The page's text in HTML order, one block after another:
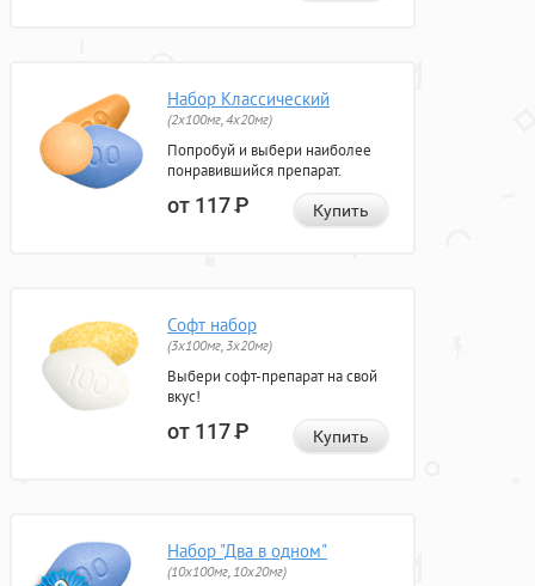
Набор Классический
(2x100мг, 4x20мг)
Попробуй и выбери наиболее
понравившийся препарат.
от 117Р Купить
Софт набор
(3x100мг, 3x20мг)
Выбери софт-препарат на свой
вкус!
от 117Р Купить
Набор "Два в одном"
(10x100мг, 10x20мг)